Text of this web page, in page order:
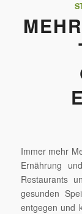
Immer mehr
Ernährung
Restaurants
gesunden
entgegen und